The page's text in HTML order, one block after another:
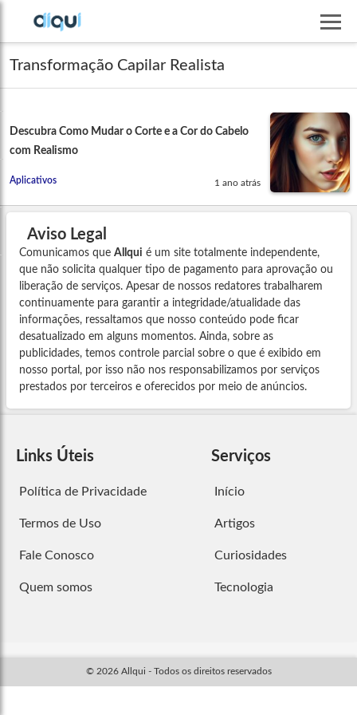
Transformação Capilar Realista
Descubra Como Mudar o Corte e a Cor do Cabelo
com Realismo
Aplicativos 1 ano atrás
Aviso Legal
Comunicamos que Allqui é um site totalmente independente,
que não solicita qualquer tipo de pagamento para aprovação ou
liberação de serviços. Apesar de nossos redatores trabalharem
continuamente para garantir a integridade/atualidade das
informações, ressaltamos que nosso conteúdo pode ficar
desatualizado em alguns momentos. Ainda, sobre as
publicidades, temos controle parcial sobre o que é exibido em
nosso portal, por isso não nos responsabilizamos por serviços
prestados por terceiros e oferecidos por meio de anúncios.
Links Úteis
Política de Privacidade
Termos de Uso
Fale Conosco
Quem somos
Serviços
Início
Artigos
Curiosidades
Tecnologia
© 2026 Allqui - Todos os direitos reservados